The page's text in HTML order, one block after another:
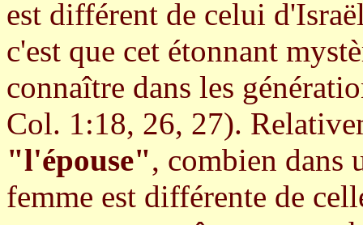
est différent de celui
c'est que cet étonnant
connaître dans les
Col. 1:18, 26, 27).
"l'épouse", combien dans
femme est différente de